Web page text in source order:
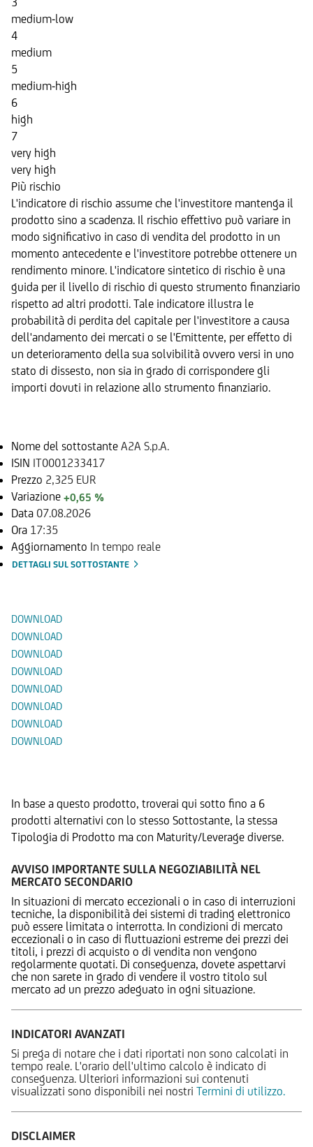
medium-low
4
medium
5
medium-high
6
high
7
very high
very high
Più rischio
L'indicatore di rischio assume che l'investitore mantenga il
prodotto sino a scadenza. Il rischio effettivo può variare in
modo significativo in caso di vendita del prodotto in un
momento antecedente e l'investitore potrebbe ottenere un
rendimento minore. L'indicatore sintetico di rischio è una
guida per il livello di rischio di questo strumento finanziario
rispetto ad altri prodotti. Tale indicatore illustra le
probabilità di perdita del capitale per l'investitore a causa
dell'andamento dei mercati o se l'Emittente, per effetto di
un deterioramento della sua solvibilità ovvero versi in uno
stato di dissesto, non sia in grado di corrispondere gli
importi dovuti in relazione allo strumento finanziario.
Nome del sottostante A2A S.p.A.
ISIN IT0001233417
Prezzo 2,325 EUR
Variazione +0,65 %
Data 07.08.2026
Ora 17:35
Aggiornamento In tempo reale
DETTAGLI SUL SOTTOSTANTE
DOWNLOAD
DOWNLOAD
DOWNLOAD
DOWNLOAD
DOWNLOAD
DOWNLOAD
DOWNLOAD
DOWNLOAD
In base a questo prodotto, troverai qui sotto fino a 6
prodotti alternativi con lo stesso Sottostante, la stessa
Tipologia di Prodotto ma con Maturity/Leverage diverse.
AVVISO IMPORTANTE SULLA NEGOZIABILITÀ NEL
MERCATO SECONDARIO
In situazioni di mercato eccezionali o in caso di interruzioni
tecniche, la disponibilità dei sistemi di trading elettronico
può essere limitata o interrotta. In condizioni di mercato
eccezionali o in caso di fluttuazioni estreme dei prezzi dei
titoli, i prezzi di acquisto o di vendita non vengono
regolarmente quotati. Di conseguenza, dovete aspettarvi
che non sarete in grado di vendere il vostro titolo sul
mercato ad un prezzo adeguato in ogni situazione.
INDICATORI AVANZATI
Si prega di notare che i dati riportati non sono calcolati in
tempo reale. L'orario dell'ultimo calcolo è indicato di
conseguenza. Ulteriori informazioni sui contenuti
visualizzati sono disponibili nei nostri Termini di utilizzo.
DISCLAIMER